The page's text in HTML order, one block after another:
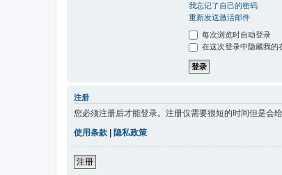
我忘记了自己的密码
重新发送激活邮件
每次浏览时自动登录
在这次登录中隐藏我的
注册
您必须注册后才能登录。注册仅需要很短的时间但是会
使用条款
隐私政策
注册